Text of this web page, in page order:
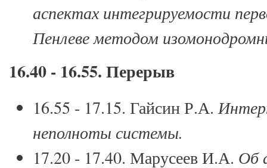
аспектах интегрируемости
Пенлеве методом
16.40 - 16.55. Перерыв
16.55 - 17.15. Гайсин Р.А.
неполноты системы.
17.20 - 17.40. Марусеев И.А. Об